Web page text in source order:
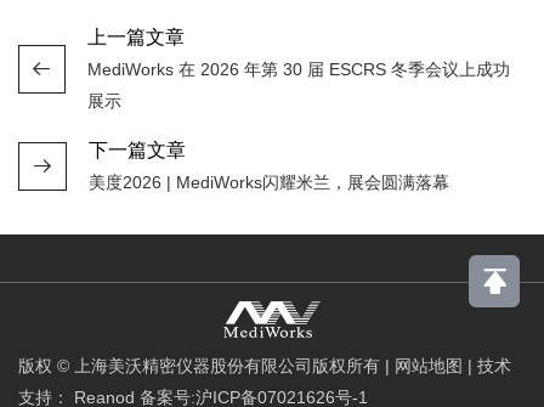
上一篇文章
MediWorks 在 2026 年第 30 届 ESCRS 冬季会议上成功
展示
下一篇文章
美度2026 | MediWorks闪耀米兰，展会圆满落幕
版权 © 上海美沃精密仪器股份有限公司版权所有 | 网站地图 | 技术
支持：
Reanod 备案号:沪ICP备07021626号-1